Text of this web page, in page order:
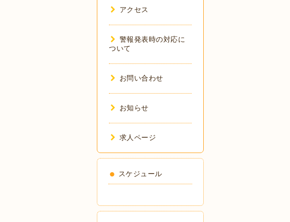
アクセス
警報発表時の対応に
ついて
お問い合わせ
お知らせ
求人ページ
スケジュール